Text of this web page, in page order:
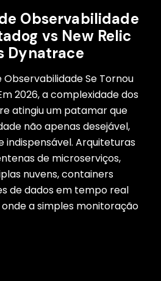
Observabilidade
vs New Relic
Dynatrace
Observabilidade Se Tornou
2026, a complexidade dos
atingiu um patamar que
não apenas desejável,
indispensável. Arquiteturas
de microserviços,
nuvens, containers
de dados em tempo real
a simples monitoração